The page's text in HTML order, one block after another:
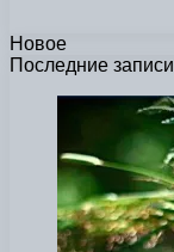
Новое
Последние записи